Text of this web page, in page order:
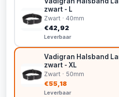
zwart - L
Zwart · 40mm
€42,92
Leverbaar
Vadigran Halsband
zwart - XL
Zwart · 50mm
€55,18
Leverbaar